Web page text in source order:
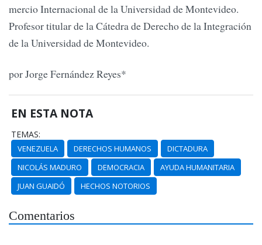
mercio Internacional de la Universidad de Montevideo.
Pro­fesor titular de la Cátedra de Derecho de la Integración
de la Universidad de Montevideo.
por Jorge Fernández Reyes*
EN ESTA NOTA
TEMAS:
VENEZUELA DERECHOS HUMANOS
DICTADURA
NICOLÁS MADURO
DEMOCRACIA
AYUDA HUMANITARIA
JUAN GUAIDÓ
HECHOS NOTORIOS
Comentarios